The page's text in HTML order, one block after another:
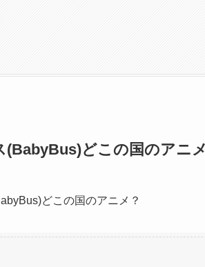
(BabyBus)どこの国のアニ
どこの国のアニメ？